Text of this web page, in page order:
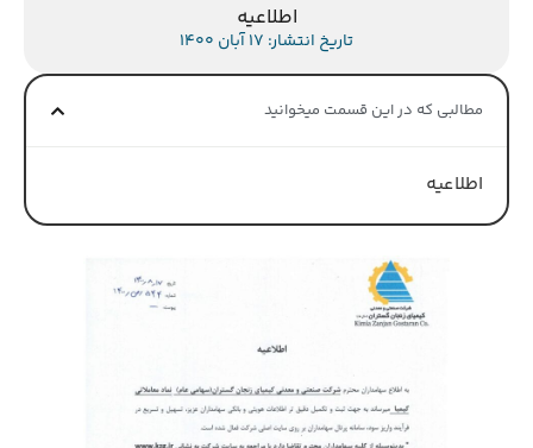
اطلاعیه
تاریخ انتشار: 17 آبان 1400
مطالبی که در این قسمت میخوانید
اطلاعیه